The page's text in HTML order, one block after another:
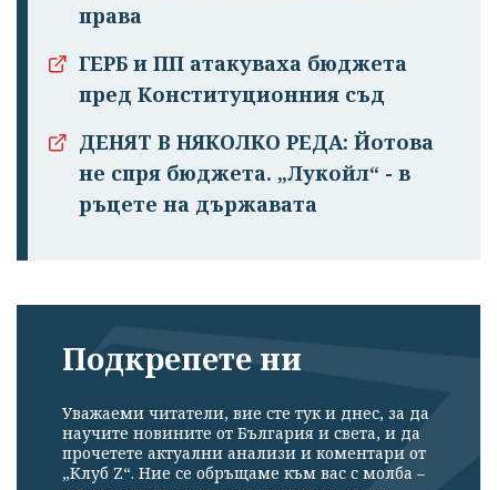
права
ГЕРБ и ПП атакуваха бюджета
пред Конституционния съд
ДЕНЯТ В НЯКОЛКО РЕДА: Йотова
не спря бюджета. „Лукойл“ - в
ръцете на държавата
Подкрепете ни
Уважаеми читатели, вие сте тук и днес, за да
научите новините от България и света, и да
прочетете актуални анализи и коментари от
„Клуб Z“. Ние се обръщаме към вас с молба –